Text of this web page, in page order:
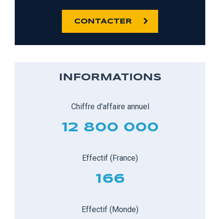
CONTACTER
INFORMATIONS
Chiffre d'affaire annuel
12 800 000
Effectif (France)
166
Effectif (Monde)